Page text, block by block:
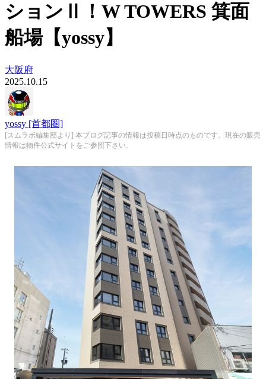
ションⅡ！W TOWERS 箕面
船場【yossy】
大阪府
2025.10.15
yossy [首都圏]
[スムラボ編集部より] 本ブログ記事の情報は投稿日時点のものです。現在の販売
情報は物件公式サイトをご参照下さい。